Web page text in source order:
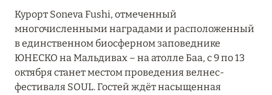
20 марта 2026
MARCH GRAND ESCAPE: ПРЕДЛОЖЕНИЕ ОТ Á
LA CARTE PREMIUM ПО ОТЕЛЮ WALDORF
ASTORIA MALDIVES ITHAAFUSHI, МАЛЬДИВЫ
Курорт Soneva Fushi, отмеченный
многочисленными наградами и расположенный
в единственном биосферном заповеднике
ЮНЕСКО на Мальдивах – на атолле Баа, c 9 по 13
октября станет местом проведения велнес-
фестиваля SOUL. Гостей ждёт насыщенная